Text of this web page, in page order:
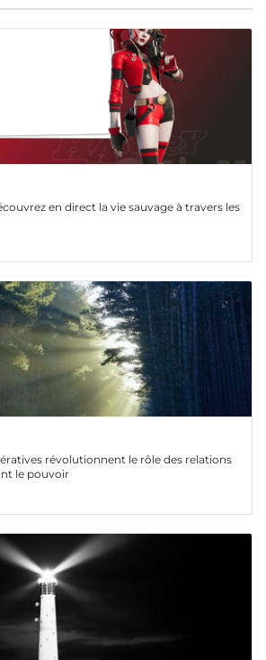
en direct la vie sauvage à travers les
révolutionnent le rôle des relations
le pouvoir